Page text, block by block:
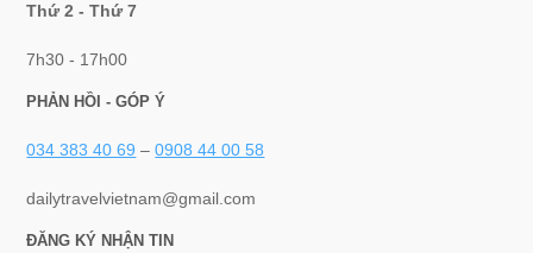
Thứ 2 - Thứ 7
7h30 - 17h00
PHẢN HỒI - GÓP Ý
034 383 40 69 –0908 44 00 58
dailytravelvietnam@gmail.com
ĐĂNG KÝ NHẬN TIN